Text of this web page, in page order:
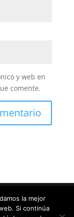
y web en
comente.
por
la mejor
Si continúa